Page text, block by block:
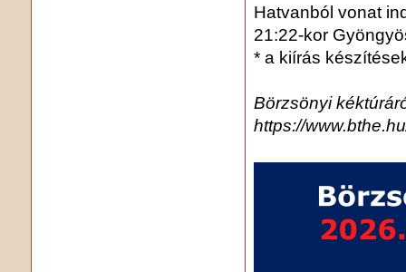
Hatvanból vonat
21:22-kor
* a kiírás
Börzsönyi
https://